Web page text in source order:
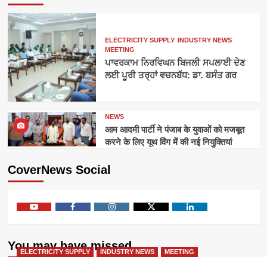
ELECTRICITY SUPPLY INDUSTRY NEWS
MEETING
ਪਾਵਰਕਾਮ ਨਿਰਵਿਘਨ ਬਿਜਲੀ ਸਪਲਾਈ ਦੇਣ
ਲਈ ਪੂਰੀ ਤਰ੍ਹਾਂ ਵਚਨਬੱਧ: ਡਾ. ਬਸੰਤ ਗਰ
NEWS
आम आदमी पार्टी ने पंजाब के युवाओं को मजबूत
करने के लिए यूथ विंग में की नई नियुक्तियां
CoverNews Social
You may have missed
ELECTRICITY SUPPLY INDUSTRY NEWS MEETING